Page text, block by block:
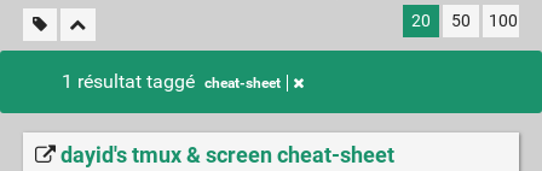
20 50 100
1 résultat taggé cheat-sheet
dayid's tmux & screen cheat-sheet